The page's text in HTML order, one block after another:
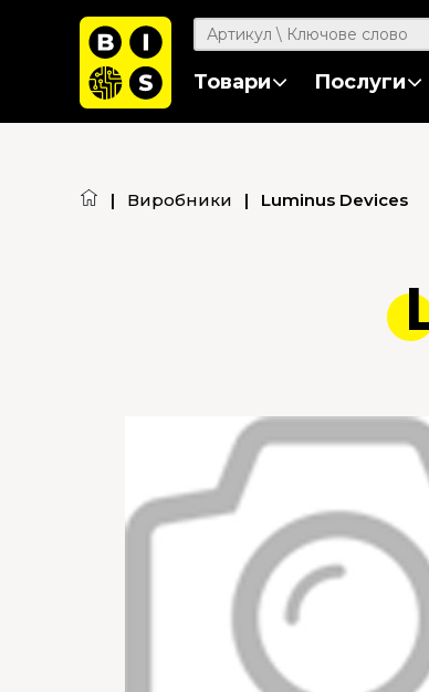
Товари Послуги
| Виробники | Luminus Devices